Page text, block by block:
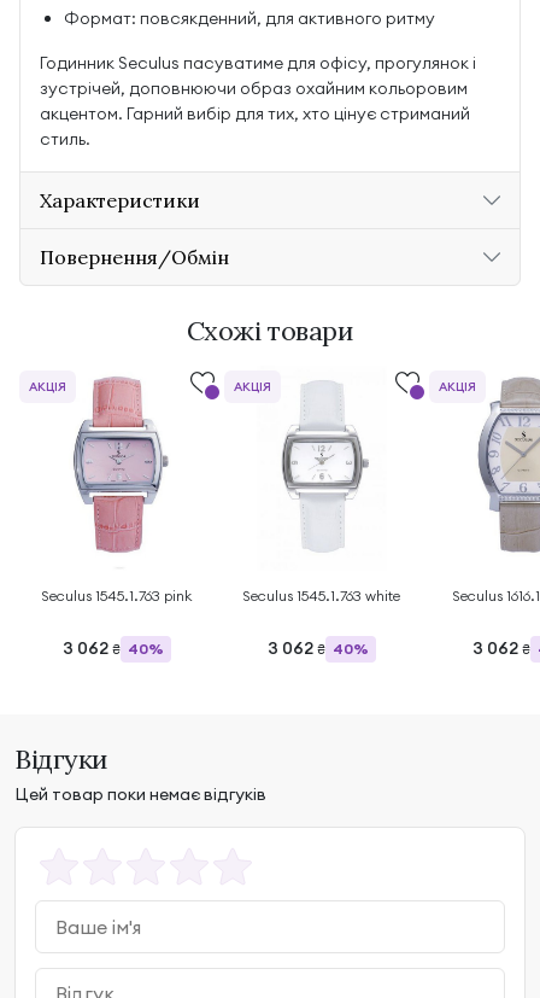
Формат: повсякденний, для активного ритму
Годинник Seculus пасуватиме для офісу, прогулянок і
зустрічей, доповнюючи образ охайним кольоровим
акцентом. Гарний вибір для тих, хто цінує стриманий
стиль.
Характеристики
Повернення/Обмін
Схожі товари
Seculus 1545.1.763 pink
3 062 ₴ 40%
АКЦІЯ
Seculus 1545.1.763 white
3 062 ₴ 40%
АКЦІЯ
Seculus
3 062 ₴
АКЦІЯ
Відгуки
Цей товар поки немає відгуків